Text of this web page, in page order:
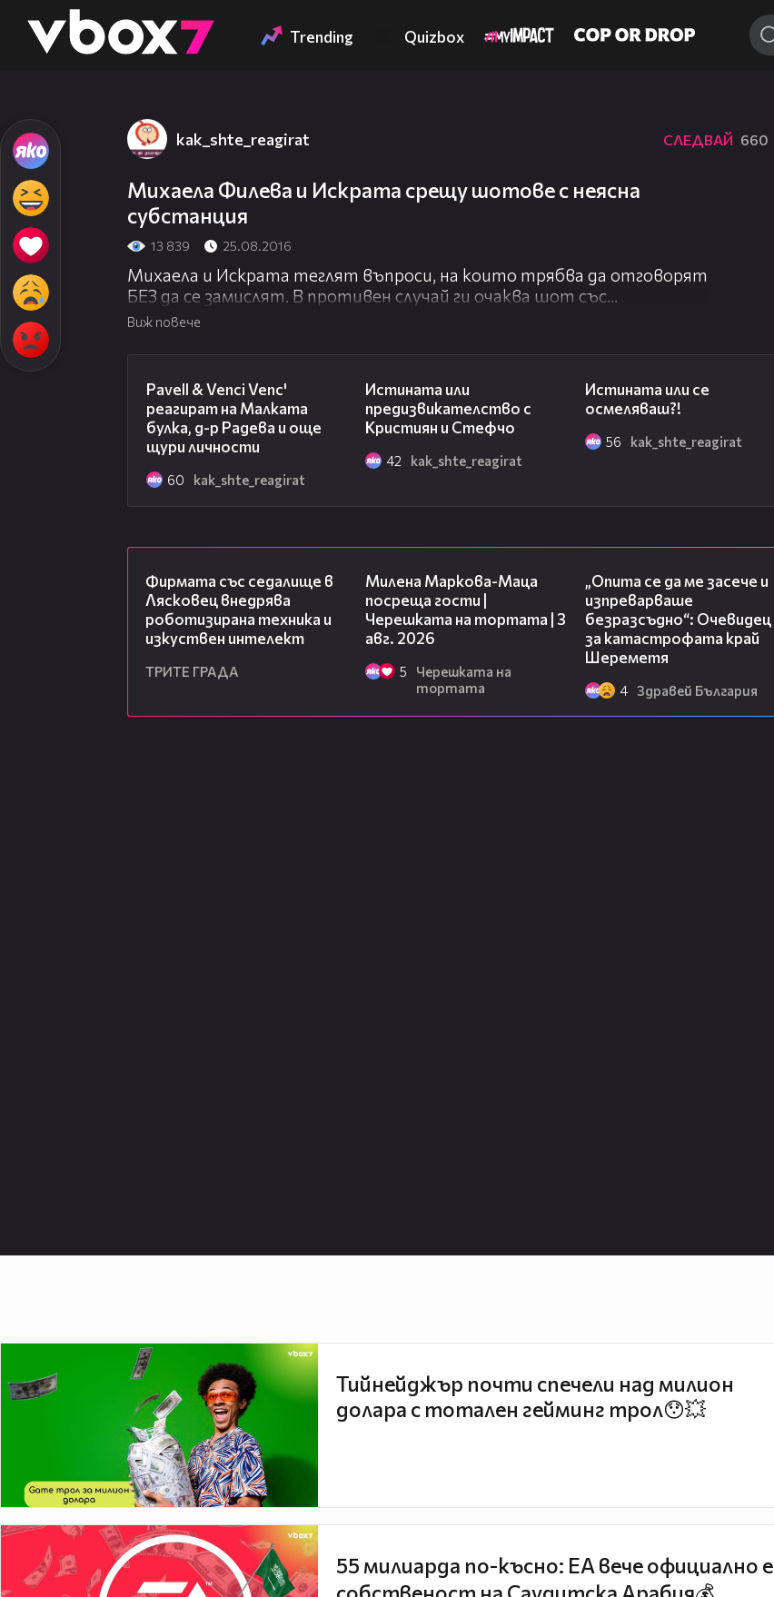
👾 Trending Quizbox
kak_shte_reagirat СЛЕДВАЙ 660
Михаела Филева и Искрата срещу шотове с неясна
субстанция
13 839 25.08.2016
Михаела и Искрата теглят въпроси, на които трябва да отговорят
БЕЗ да се замислят. В противен случай ги очаква шот със
съмнително съдържание...;)
Нека видим кой ще се справи по-добре!
Ако ви харесва видеото, споделете го и дайте по едно палче нагоре! :)
Виж повече
Pavell & Venci Venc'
реагират на Малката
булка, д-р Радева и още
щури личности
60 kak_shte_reagirat
Истината или
предизвикателство с
Кристиян и Стефчо
42 kak_shte_reagirat
Истината или се
осмеляваш?!
56 kak_shte_reagirat
Фирмата със седалище в
Лясковец внедрява
роботизирана техника и
изкуствен интелект
ТРИТЕ ГРАДА
Милена Маркова-Маца
посреща гости |
Черешката на тортата | 3
авг. 2026
5
Черешката на
тортата
„Опита се да ме засече и
изпреварваше
безразсъдно“: Очевидец
за катастрофата край
Шереметя
4 Здравей България
Тийнейджър почти спечели над милион
долара с тотален гейминг трол😯💥
55 милиарда по-късно: EA вече официално е